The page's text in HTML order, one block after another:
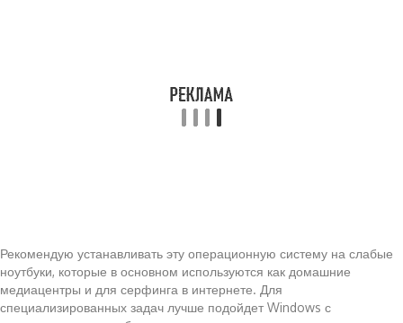
Рекомендую устанавливать эту операционную систему на слабые
ноутбуки, которые в основном используются как домашние
медиацентры и для серфинга в интернете. Для
специализированных задач лучше подойдет Windows с